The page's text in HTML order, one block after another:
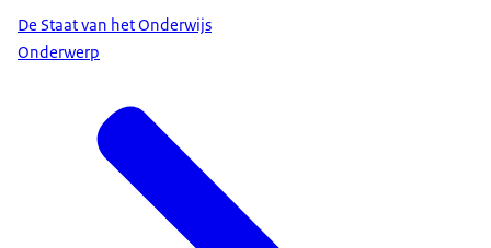
De Staat van het Onderwijs
Onderwerp